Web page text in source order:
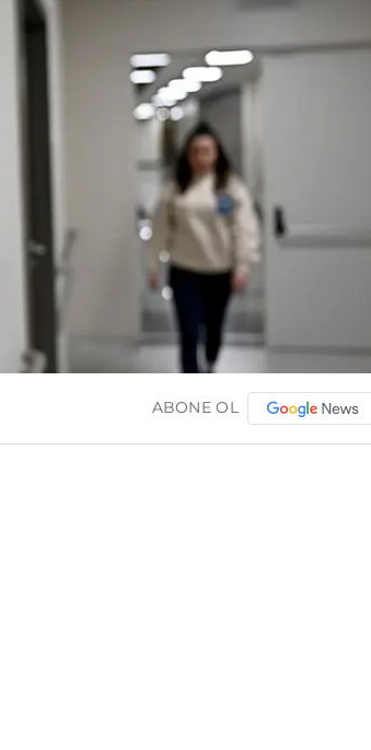
ABONE OL